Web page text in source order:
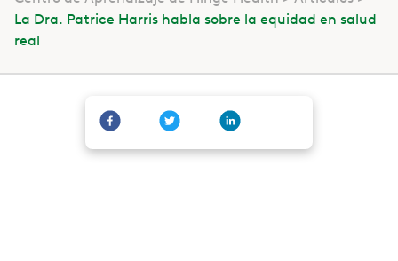
La Dra. Patrice Harris habla sobre la equidad en salud
real